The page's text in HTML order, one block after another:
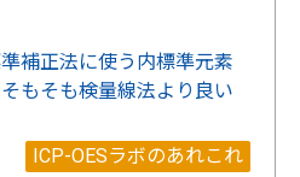
補正法に使う内標準元素
もそも検量線法より良い
ICP-OESラボのあれこれ